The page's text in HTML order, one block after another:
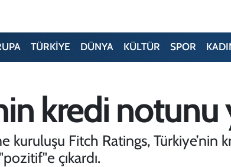
TÜRKİYE DÜNYA KÜLTÜR SPOR
kredi
kuruluşu Fitch Ratings,
çıkardı.